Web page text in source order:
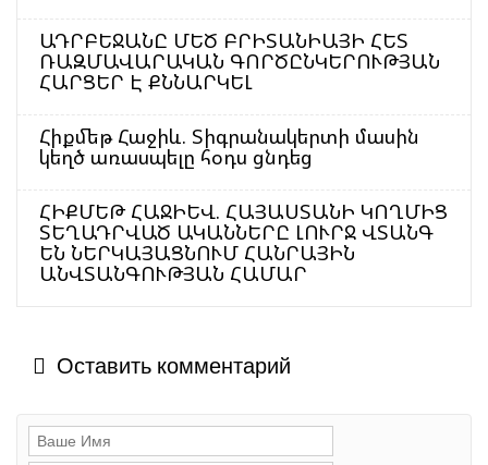
ԱԴՐԲԵՋԱՆԸ ՄԵԾ ԲՐԻՏԱՆԻԱՅԻ ՀԵՏ
ՌԱԶՄԱՎԱՐԱԿԱՆ ԳՈՐԾԸՆԿԵՐՈՒԹՅԱՆ
ՀԱՐՑԵՐ Է ՔՆՆԱՐԿԵԼ
Հիքմեթ Հաջիև. Տիգրանակերտի մասին
կեղծ առասպելը հօդս ցնդեց
ՀԻՔՄԵԹ ՀԱՋԻԵՎ. ՀԱՅԱՍՏԱՆԻ ԿՈՂՄԻՑ
ՏԵՂԱԴՐՎԱԾ ԱԿԱՆՆԵՐԸ ԼՈՒՐՋ ՎՏԱՆԳ
ԵՆ ՆԵՐԿԱՅԱՑՆՈՒՄ ՀԱՆՐԱՅԻՆ
ԱՆՎՏԱՆԳՈՒԹՅԱՆ ՀԱՄԱՐ
Оставить комментарий